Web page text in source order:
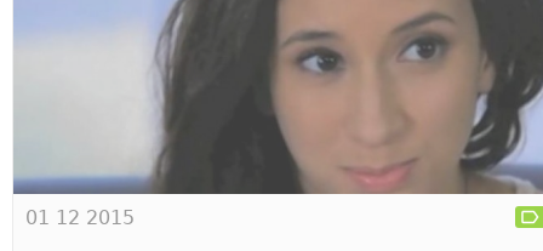
01 12 2015